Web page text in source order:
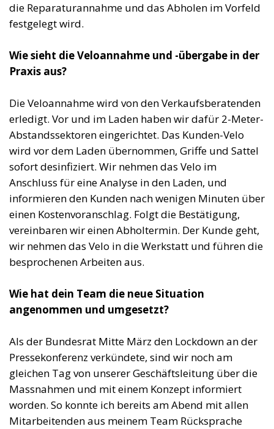
die Reparaturannahme und das Abholen im Vorfeld
festgelegt wird.
Wie sieht die Veloannahme und -übergabe in der
Praxis aus?
Die Veloannahme wird von den Verkaufsberatenden
erledigt. Vor und im Laden haben wir dafür 2-Meter-
Abstandssektoren eingerichtet. Das Kunden-Velo
wird vor dem Laden übernommen, Griffe und Sattel
sofort desinfiziert. Wir nehmen das Velo im
Anschluss für eine Analyse in den Laden, und
informieren den Kunden nach wenigen Minuten über
einen Kostenvoranschlag. Folgt die Bestätigung,
vereinbaren wir einen Abholtermin. Der Kunde geht,
wir nehmen das Velo in die Werkstatt und führen die
besprochenen Arbeiten aus.
Wie hat dein Team die neue Situation
angenommen und umgesetzt?
Als der Bundesrat Mitte März den Lockdown an der
Pressekonferenz verkündete, sind wir noch am
gleichen Tag von unserer Geschäftsleitung über die
Massnahmen und mit einem Konzept informiert
worden. So konnte ich bereits am Abend mit allen
Mitarbeitenden aus meinem Team Rücksprache